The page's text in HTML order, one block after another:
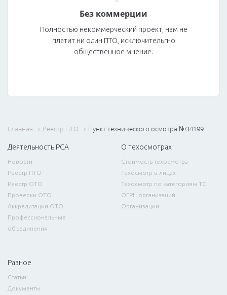
Без коммерции
Полностью некоммерческий проект, нам не
платит ни один ПТО, исключительгно
общественное мнение.
Главная Реестр ПТО Пункт технического осмотра №34199
Деятельность РСА
Новости
Реестр ПТО
Реестр ОТО
Проверки ОТО
Аккредитации ОТО
Профессиональные
объединения
О техосмотрах
Стоимость техосмотра
Техосмотр в лицах
Техосмотр по категориям ТС
ОГРН организаций
Организации
Разное
Статьи
Документы